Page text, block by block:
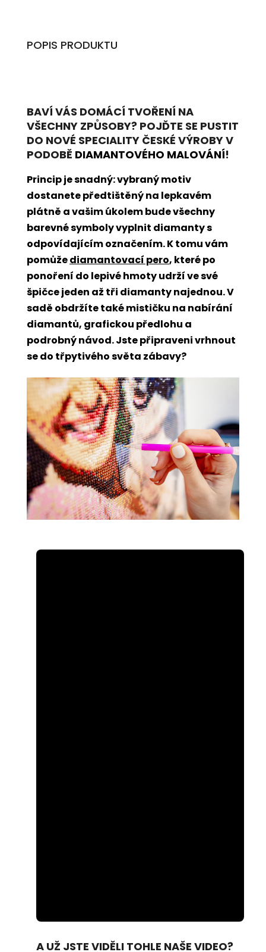
POPIS PRODUKTU
BAVÍ VÁS DOMÁCÍ TVOŘENÍ NA
VŠECHNY ZPŮSOBY? POJĎTE SE PUSTIT
DO NOVÉ SPECIALITY ČESKÉ VÝROBY V
PODOBĚ DIAMANTOVÉHO MALOVÁNÍ!
Princip je snadný: vybraný motiv
dostanete předtištěný na lepkavém
plátně a vašim úkolem bude všechny
barevné symboly vyplnit diamanty s
odpovídajícím označením. K tomu vám
pomůžediamantovací pero, které po
ponoření do lepivé hmoty udrží ve své
špičce jeden až tři diamanty najednou. V
sadě obdržíte také mističku na nabírání
diamantů, grafickou předlohu a
podrobný návod. Jste připraveni vrhnout
se do třpytivého světa zábavy?
28.95%
A UŽ JSTE VIDĚLI TOHLE NAŠE VIDEO?